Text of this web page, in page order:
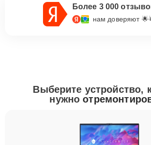
Более 3 000
нам доверяют
Выберите устройство,
нужно